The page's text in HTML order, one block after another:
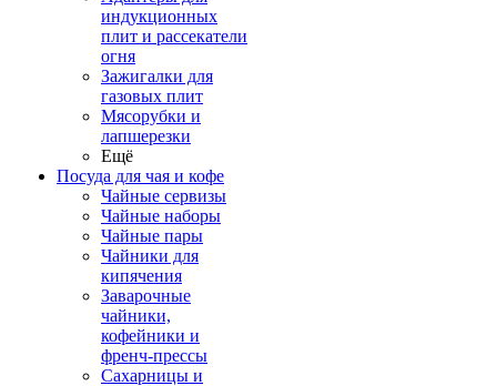
индукционных
плит и рассекатели
огня
Зажигалки для
газовых плит
Мясорубки и
лапшерезки
Ещё
Посуда для чая и кофе
Чайные сервизы
Чайные наборы
Чайные пары
Чайники для
кипячения
Заварочные
чайники,
кофейники и
френч-прессы
Сахарницы и